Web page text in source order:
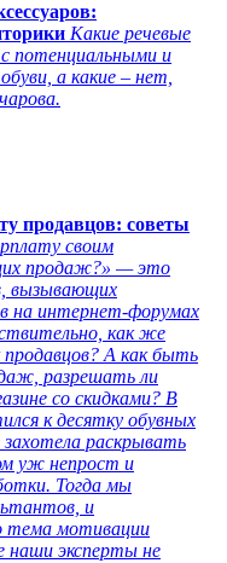
Какие речевые
потенциальными и
а какие – нет,
продавцов: советы
своим
продаж?» — это
вызывающих
на интернет-форумах
как же
А как быть
разрешать ли
со скидками? В
к десятку обувных
захотела раскрывать
уж непрост и
Тогда мы
и
тема мотивации
наши эксперты не